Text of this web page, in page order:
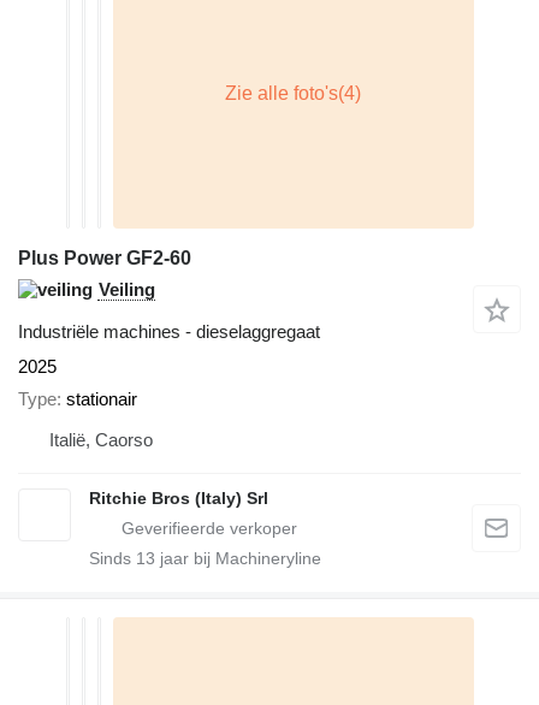
Plus Power GF2-60
Veiling
Industriële machines - dieselaggregaat
2025
Type stationair
Italië, Caorso
Ritchie Bros (Italy) Srl
Sinds 13 jaar bij Machineryline